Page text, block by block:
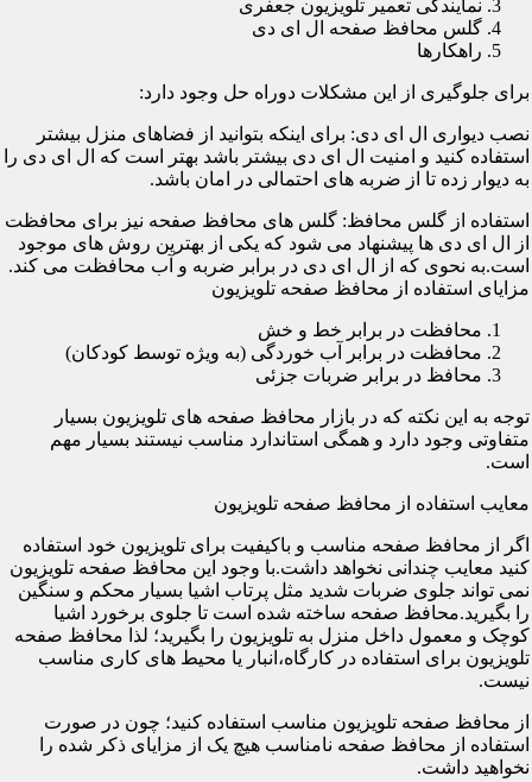
نمایندگی تعمیر تلویزیون جعفری
گلس محافظ صفحه ال ای دی
راهکارها
برای جلوگیری از این مشکلات دوراه حل وجود دارد:
نصب دیواری ال ای دی: برای اینکه بتوانید از فضاهای منزل بیشتر
استفاده کنید و امنیت ال ای دی بیشتر باشد بهتر است که ال ای دی را
به دیوار زده تا از ضربه های احتمالی در امان باشد.
استفاده از گلس محافظ: گلس های محافظ صفحه نیز برای محافظت
از ال ای دی ها پیشنهاد می شود که یکی از بهترین روش های موجود
است.به نحوی که از ال ای دی در برابر ضربه و آب محافظت می کند.
مزایای استفاده از محافظ صفحه تلویزیون
محافظت در برابر خط و خش
محافظت در برابر آب خوردگی (به ویژه توسط کودکان)
محافظ در برابر ضربات جزئی
توجه به این نکته که در بازار محافظ صفحه های تلویزیون بسیار
متفاوتی وجود دارد و همگی استاندارد مناسب نیستند بسیار مهم
است.
معایب استفاده از محافظ صفحه تلویزیون
اگر از محافظ صفحه مناسب و باکیفیت برای تلویزیون خود استفاده
کنید معایب چندانی نخواهد داشت.با وجود این محافظ صفحه تلویزیون
نمی تواند جلوی ضربات شدید مثل پرتاب اشیا بسیار محکم و سنگین
را بگیرید.محافظ صفحه ساخته شده است تا جلوی برخورد اشیا
کوچک و معمول داخل منزل به تلویزیون را بگیرید؛ لذا محافظ صفحه
تلویزیون برای استفاده در کارگاه،انبار یا محیط های کاری مناسب
نیست.
از محافظ صفحه تلویزیون مناسب استفاده کنید؛ چون در صورت
استفاده از محافظ صفحه نامناسب هیچ یک از مزایای ذکر شده را
نخواهید داشت.